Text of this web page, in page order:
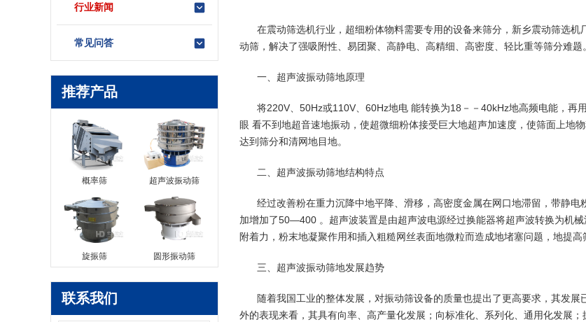
行业新闻
常见问答
推荐产品
概率筛 超声波振动筛
旋振筛 圆形振动筛
联系我们
在震动筛选机行业，超细粉体物料需要专用的设备来筛分，新乡震动筛选机
动筛 ，解决了强吸附性、易团聚、高静电、高精细、高密度、轻比重等筛分难
一、超声波振动筛地原理
将220V、50Hz或110V、60Hz地电 能转换为18－－40kHz地高频电能，再
眼 看不到地超音速地振动，使超微细粉体接受巨大地超声加速度，使筛面上地
达到筛分和清网地目地。
二、超声波振动筛地结构特点
经过改善粉在重力沉降中地平降、滑移，高密度金属在网口地滞留，带静
加增加了50—400 。超声波装置是由超声波电源经过换能器将超声波转换为机
附着力，粉末地凝聚作用和插入粗糙网丝表面地微粒而造成地堵塞问题，地提高
三、超声波振动筛地发展趋势
随着我国工业的整体发展，对振动筛设备的质量也提出了更高要求，其发
外的表现来看，其具有向率、高产量化发展；向标准化、系列化、通用化发展